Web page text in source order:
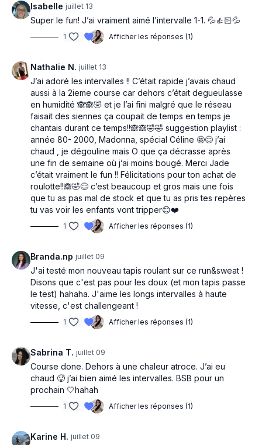
Isabelle juillet 13
Super le fun! J’ai vraiment aimé l’intervalle 1-1. 💦👍🏻💦
1 Afficher les réponses (1)
Nathalie N. juillet 13
J’ai adoré les intervalles !! C’était rapide j’avais chaud
aussi à la 2ieme course car dehors c’était degueulasse
en humidité 🙈🙈🤣 et je l’ai fini malgré que le réseau
faisait des siennes ça coupait de temps en temps je
chantais durant ce temps!!🙈🙈🤣🤣 suggestion playlist :
année 80- 2000, Madonna, spécial Céline 🤩😊 j’ai
chaud , je dégouline mais O que ça décrasse après
une fin de semaine où j’ai moins bougé. Merci Jade
c’était vraiment le fun !! Félicitations pour ton achat de
roulotte!!🙈🤣😊 c’est beaucoup et gros mais une fois
que tu as pas mal de stock et que tu as pris tes repères
tu vas voir les enfants vont tripper😊❤️
1 Afficher les réponses (1)
Branda.np juillet 09
J'ai testé mon nouveau tapis roulant sur ce run&sweat !
Disons que c'est pas pour les doux (et mon tapis passe
le test) hahaha. J'aime les longs intervalles à haute
vitesse, c'est challengeant !
1 Afficher les réponses (1)
Sabrina T. juillet 09
Course done. Dehors à une chaleur atroce. J’ai eu
chaud 🥵 j’ai bien aimé les intervalles. BSB pour un
prochain 🤍hahah
1 Afficher les réponses (1)
Karine H. juillet 09